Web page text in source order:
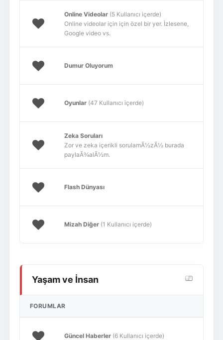
Online Videolar (5 Kullanıcı içerde)
Online videolar için için özel bir yer. İzlesene,
Google video vs.
Dumur Oluyorum
Oyunlar (47 Kullanıcı içerde)
Zeka Soruları
Zor ve zeka içerikli sorulamÃ½zÃ½ burada
paylaÃ¾alÃ½m.
Flash Dünyası
Mizah Diğer (1 Kullanıcı içerde)
Yaşam ve İnsan
FORUMLAR
Güncel Haberler (6 Kullanıcı içerde)